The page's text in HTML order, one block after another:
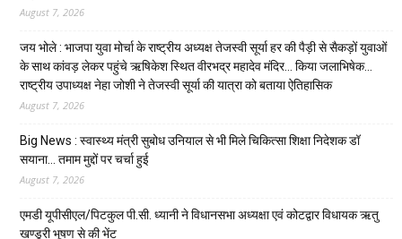
August 7, 2026
जय भोले : भाजपा युवा मोर्चा के राष्ट्रीय अध्यक्ष तेजस्वी सूर्या हर की पैड़ी से सैकड़ों युवाओं
के साथ कांवड़ लेकर पहुंचे ऋषिकेश स्थित वीरभद्र महादेव मंदिर… किया जलाभिषेक…
राष्ट्रीय उपाध्यक्ष नेहा जोशी ने तेजस्वी सूर्या की यात्रा को बताया ऐतिहासिक
August 7, 2026
Big News : स्वास्थ्य मंत्री सुबोध उनियाल से भी मिले चिकित्सा शिक्षा निदेशक डॉ
सयाना… तमाम मुद्दों पर चर्चा हुई
August 7, 2026
एमडी यूपीसीएल/पिटकुल पी.सी. ध्यानी ने विधानसभा अध्यक्षा एवं कोटद्वार विधायक ऋतु
खण्डूरी भूषण से की भेंट